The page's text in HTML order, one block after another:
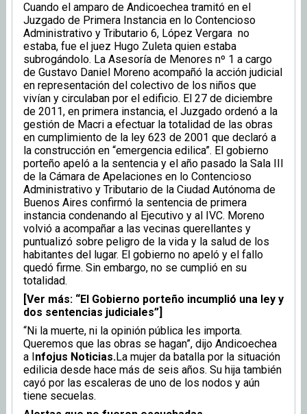
Cuando el amparo de Andicoechea tramitó en el
Juzgado de Primera Instancia en lo Contencioso
Administrativo y Tributario 6, López Vergara no
estaba, fue el juez Hugo Zuleta quien estaba
subrogándolo. La Asesoría de Menores nº 1 a cargo
de Gustavo Daniel Moreno acompañó la acción judicial
en representación del colectivo de los niños que
vivían y circulaban por el edificio. El 27 de diciembre
de 2011, en primera instancia, el Juzgado ordenó a la
gestión de Macri a efectuar la totalidad de las obras
en cumplimiento de la ley 623 de 2001 que declaró a
la construcción en “emergencia edilica”. El gobierno
porteño apeló a la sentencia y el año pasado la Sala III
de la Cámara de Apelaciones en lo Contencioso
Administrativo y Tributario de la Ciudad Autónoma de
Buenos Aires confirmó la sentencia de primera
instancia condenando al Ejecutivo y al IVC. Moreno
volvió a acompañar a las vecinas querellantes y
puntualizó sobre peligro de la vida y la salud de los
habitantes del lugar. El gobierno no apeló y el fallo
quedó firme. Sin embargo, no se cumplió en su
totalidad.
[Ver más: “El Gobierno porteño incumplió una ley y
dos sentencias judiciales”]
“Ni la muerte, ni la opinión pública les importa.
Queremos que las obras se hagan”, dijo Andicoechea
a I nfojus Noticias.La mujer da batalla por la situación
edilicia desde hace más de seis años. Su hija también
cayó por las escaleras de uno de los nodos y aún
tiene secuelas.